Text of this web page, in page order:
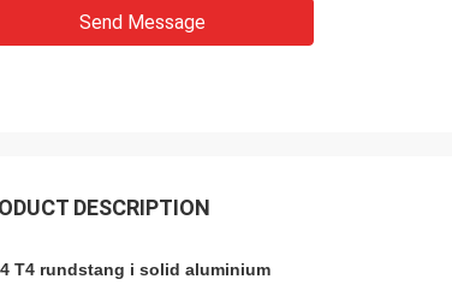
Send Message
DESCRIPTION
T4 rundstang i solid aluminium